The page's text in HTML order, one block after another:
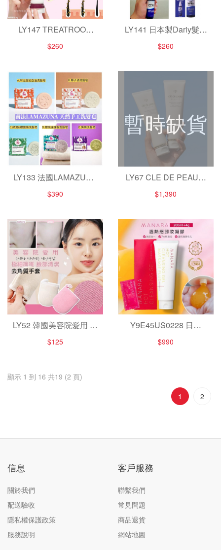
LY147 TREATROOM
3D吸油乾洗髮蜜粉(4g)
$260
LY141 日本製Dariy髮根
營養液50ml
$260
LY133 法國LAMAZUNA
100%天然手工洗髮皂
$390
暫時缺貨
LY67 CLE DE PEAU肌
膚之鑰 精萃光采淨透潔
膚皂 125ml
$1,390
LY52 韓國美容院愛用 極
細纖維臉部清潔去角質
手套（2入一組）
$125
Y9E45US0228 日本
MANARA 溫熱感卸妝凝
膠200ml
$990
顯示 1 到 16 共19 (2 頁)
1
2
信息
關於我們
配送驗收
隱私權保護政策
服務說明
客戶服務
聯繫我們
常見問題
商品退貨
網站地圖